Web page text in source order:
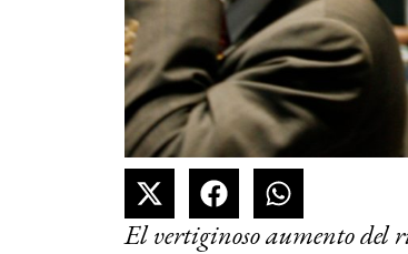
El vertiginoso aumento del